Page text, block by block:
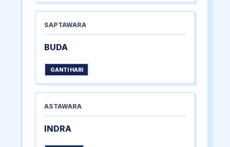
SAPTAWARA
BUDA
GANTI HARI
ASTAWARA
INDRA